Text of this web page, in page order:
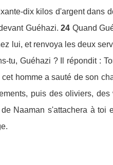
dix kilos d'argent dans
Guéhazi. 24 Quand
lui, et renvoya les deux
tu, Guéhazi ? Il répondit :
homme a sauté de son
puis des oliviers,
Naaman s'attachera à toi